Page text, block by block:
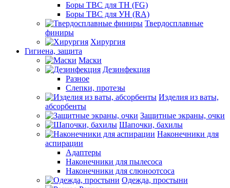
Боры ТВС для ТН (FG)
Боры ТВС для УН (RA)
Твердосплавные
финиры
Хирургия
Гигиена, защита
Маски
Дезинфекция
Разное
Слепки, протезы
Изделия из ваты,
абсорбенты
Защитные экраны, очки
Шапочки, бахилы
Наконечники для
аспирации
Адаптеры
Наконечники для пылесоса
Наконечники для слюноотсоса
Одежда, простыни